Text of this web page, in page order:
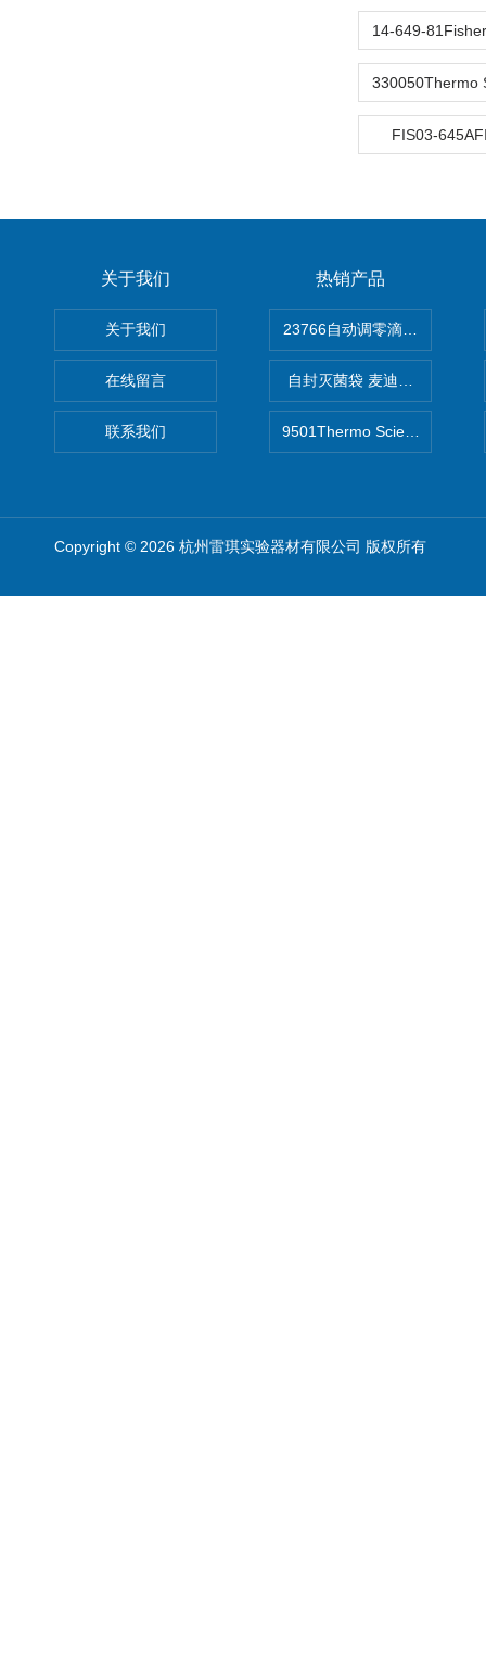
FIS03-
关于我们
关于我们
在线留言
联系我们
热销产品
自封灭菌袋 麦迪康Medicom
9501Thermo Scientific S1移
Copyright © 2026 杭州雷琪实验器材有限公司 版权所有